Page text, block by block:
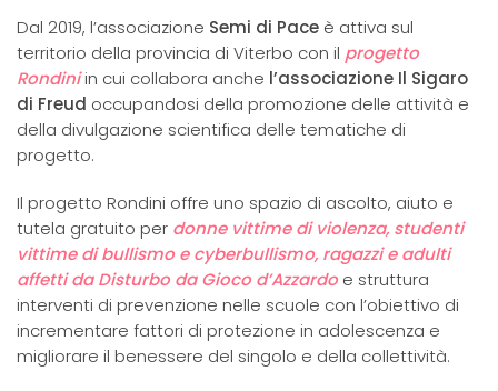
Dal 2019, l’associazione Semi di Pace è attiva sul
territorio della provincia di Viterbo con il progetto
Rondiniin cui collabora anche l’associazione Il Sigaro
di Freud occupandosi della promozione delle attività e
della divulgazione scientifica delle tematiche di
progetto.
Il progetto Rondini offre uno spazio di ascolto, aiuto e
tutela gratuito per donne vittime di violenza, studenti
vittime di bullismo e cyberbullismo, ragazzi e adulti
affetti da Disturbo da Gioco d’Azzardoe struttura
interventi di prevenzione nelle scuole con l’obiettivo di
incrementare fattori di protezione in adolescenza e
migliorare il benessere del singolo e della collettività.